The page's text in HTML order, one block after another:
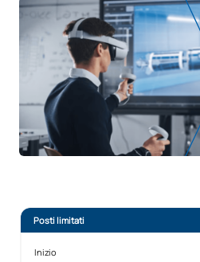
Posti limitati
Inizio